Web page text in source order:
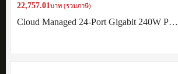
22,757.01บาท (รวมภาษี)
Cloud Managed 24-Port Gigabit 240W P…